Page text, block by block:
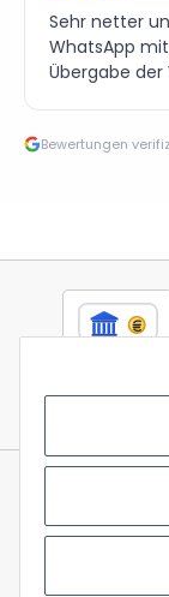
Sehr netter
WhatsApp
Übergabe
Bewertungen
Informationen